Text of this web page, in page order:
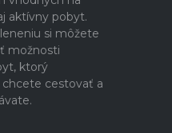
aktívny pobyt.
si môžete
možnosti
ktorý
cestovať a